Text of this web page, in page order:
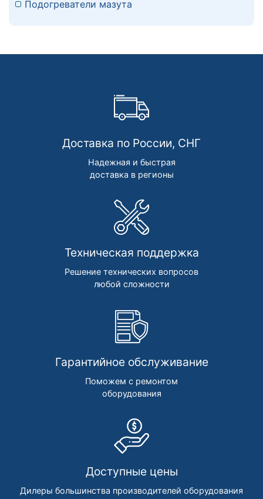
Подогреватели мазута
Доставка по России, СНГ
Надежная и быстрая
доставка в регионы
Техническая поддержка
Решение технических вопросов
любой сложности
Гарантийное обслуживание
Поможем с ремонтом
оборудования
Доступные цены
Дилеры большинства производителей оборудования